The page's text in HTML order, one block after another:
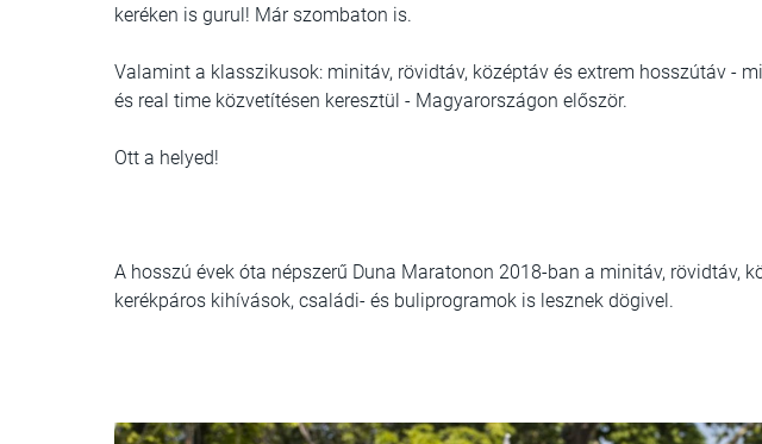
keréken is gurul! Már szombaton is.
Valamint a klasszikusok: minitáv, rövidtáv, középtáv és extrem hosszútáv -
és real time közvetítésen keresztül - Magyarországon először.
Ott a helyed!
A hosszú évek óta népszerű Duna Maratonon 2018-ban a minitáv, rövidtáv,
kerékpáros kihívások, családi- és buliprogramok is lesznek dögivel.